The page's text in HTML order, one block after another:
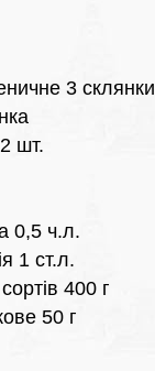
3 склянки
шт.
0,5 ч.л.
1 ст.л.
400 г
50 г